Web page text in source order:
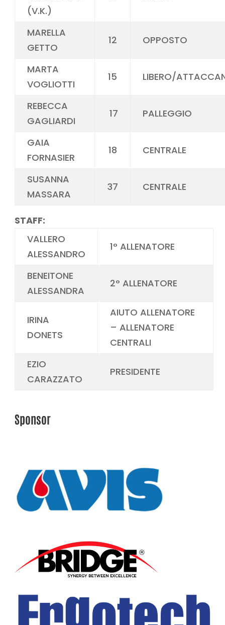
(V.K.)
MARELLA
GETTO
12 OPPOSTO
MARTA
VOGLIOTTI
15 LIBERO/
REBECCA
GAGLIARDI
17 PALLEGGIO
GAIA
FORNASIER
18 CENTRALE
SUSANNA
MASSARA
37 CENTRALE
STAFF:
VALLERO
ALESSANDRO
1° ALLENATORE
BENEITONE
ALESSANDRA
2° ALLENATORE
IRINA
DONETS
AIUTO ALLENATORE
– ALLENATORE
CENTRALI
EZIO
CARAZZATO
PRESIDENTE
Sponsor